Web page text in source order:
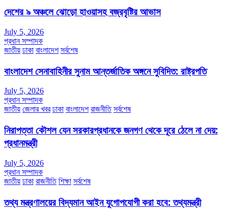
দেশের ৯ অঞ্চলে ঝোড়ো হাওয়াসহ বজ্রবৃষ্টির আভাস
July 5, 2026
প্রধান সম্পাদক
জাতীয় ঢাকা বাংলাদেশ সর্বশেষ
বাংলাদেশ সেনাবাহিনীর সুনাম আন্তর্জাতিক অঙ্গনে সুবিদিত: রাষ্ট্রপতি
July 5, 2026
প্রধান সম্পাদক
জাতীয় জেলার খবর ঢাকা বাংলাদেশ রাজনীতি সর্বশেষ
নিরাপত্তা কৌশল যেন সরকারপ্রধানকে জনগণ থেকে দূরে ঠেলে না দেয়:
প্রধানমন্ত্রী
July 5, 2026
প্রধান সম্পাদক
জাতীয় ঢাকা রাজনীতি শিক্ষা সর্বশেষ
তথ্য মন্ত্রণালয়ের বিদ্যমান আইন যুগোপযোগী করা হবে: তথ্যমন্ত্রী